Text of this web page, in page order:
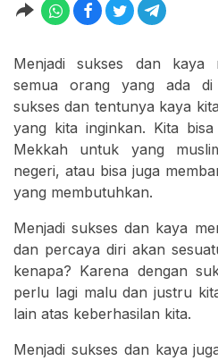
Menjadi sukses dan kaya
semua orang yang ada di
sukses dan tentunya kaya
yang kita inginkan. Kita
Mekkah untuk yang
negeri, atau bisa juga
yang membutuhkan.
Menjadi sukses dan kaya
dan percaya diri akan
kenapa? Karena dengan
perlu lagi malu dan justru
lain atas keberhasilan kita.
Menjadi sukses dan kaya